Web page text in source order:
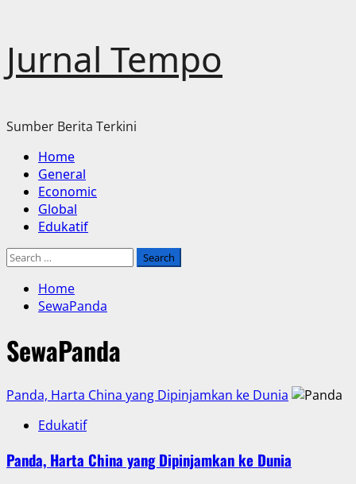
content
Jurnal Tempo
Sumber Berita Terkini
Primary
Menu
Home
General
Economic
Global
Edukatif
Search
Home
SewaPanda
SewaPanda
Panda, Harta China yang Dipinjamkan ke Dunia
Edukatif
Panda, Harta China yang Dipinjamkan ke Dunia